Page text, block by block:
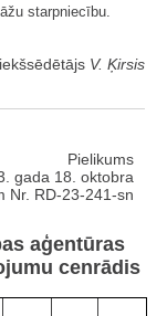
starpniecību.
V. Ķirsis
Pielikums
gada 18. oktobra
Nr. RD-23-241-sn
aģentūras
cenrādis